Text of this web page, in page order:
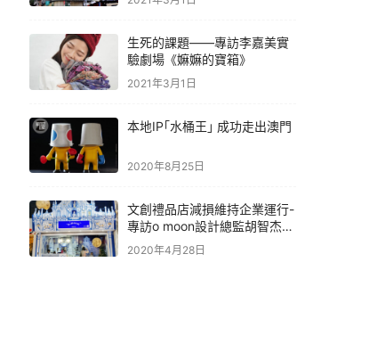
生死的課題——專訪李嘉美實
驗劇場《嫲嫲的寶箱》
2021年3月1日
本地IP｢水桶王｣ 成功走出澳門
2020年8月25日
文創禮品店減損維持企業運行-
專訪o moon設計總監胡智杰先
生
2020年4月28日